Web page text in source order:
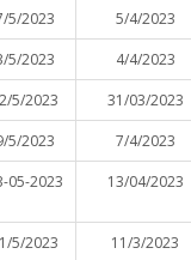
5/2023 5/4/2023
5/2023 4/4/2023
5/2023 31/03/2023
5/2023 7/4/2023
05-2023 13/04/2023
5/2023 11/3/2023